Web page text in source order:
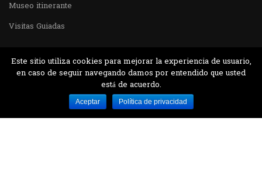
Museo itinerante
Visitas Guiadas
Desarrollado por MJTEC.
Este sitio utiliza cookies para mejorar la experiencia de usuario,
en caso de seguir navegando damos por entendido que usted
está de acuerdo.
Aceptar Política de privacidad